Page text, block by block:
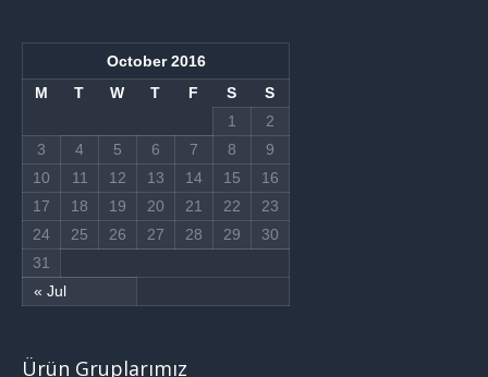
October 2016
M
T W T F S S
« Jul
1
2
3
4 5 6 7 8
9
10
11 12 13 14 15
16
17
18 19 20 21 22
23
24
25 26 27 28 29
30
31
Ürün Gruplarımız